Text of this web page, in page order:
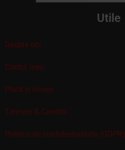
Utile
Despre noi
Contul meu
Plată și livrare
Termeni & Conditii
Politica de confidenţialitate (GDPR)